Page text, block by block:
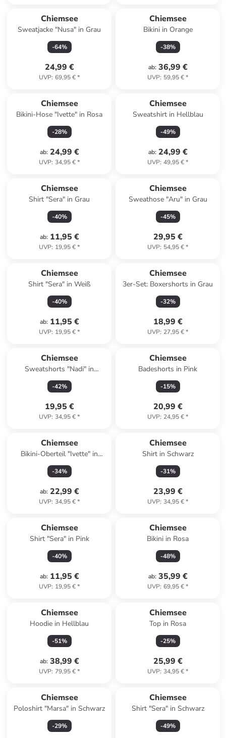
Chiemsee
Sweatjacke "Nusa" in Grau
-64%
24,99 €
UVP: 69,95 €*
Chiemsee
Bikini in Orange
-38%
ab: 36,99 €
UVP: 59,95 €*
Chiemsee
Bikini-Hose "Ivette" in Rosa
-28%
ab: 24,99 €
UVP: 34,95 €*
Chiemsee
Sweatshirt in Hellblau
-49%
ab: 24,99 €
UVP: 49,95 €*
Chiemsee
Shirt "Sera" in Grau
-40%
ab: 11,95 €
UVP: 19,95 €*
Chiemsee
Sweathose "Aru" in Grau
-45%
29,95 €
UVP: 54,95 €*
Chiemsee
Shirt "Sera" in Weiß
-40%
ab: 11,95 €
UVP: 19,95 €*
Chiemsee
3er-Set: Boxershorts in Grau
-32%
18,99 €
UVP: 27,95 €*
Chiemsee
Sweatshorts "Nadi" in
Hellgrau
-42%
19,95 €
UVP: 34,95 €*
Chiemsee
Badeshorts in Pink
-15%
20,99 €
UVP: 24,95 €*
Chiemsee
Bikini-Oberteil "Ivette" in
Schwarz
-34%
ab: 22,99 €
UVP: 34,95 €*
Chiemsee
Shirt in Schwarz
-31%
23,99 €
UVP: 34,95 €*
Chiemsee
Shirt "Sera" in Pink
-40%
ab: 11,95 €
UVP: 19,95 €*
Chiemsee
Bikini in Rosa
-48%
ab: 35,99 €
UVP: 69,95 €*
Chiemsee
Hoodie in Hellblau
-51%
ab: 38,99 €
UVP: 79,95 €*
Chiemsee
Top in Rosa
-25%
25,99 €
UVP: 34,95 €*
Chiemsee
Poloshirt "Marsa" in Schwarz
-29%
Chiemsee
Shirt "Sera" in Schwarz
-49%